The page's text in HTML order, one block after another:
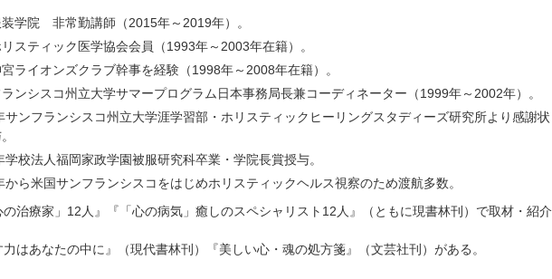
学院 非常勤講師（2015年～2019年）。
スティック医学協会会員（1993年～2003年在籍）。
ライオンズクラブ幹事を経験（1998年～2008年在籍）。
ンシスコ州立大学サマープログラム日本事務局長兼コーディネーター（1999年～2002年）。
サンフランシスコ州立大学涯学習部・ホリスティックヒーリングスタディーズ研究所より感謝状
学校法人福岡家政学園被服研究科卒業・学院長賞授与。
から米国サンフランシスコをはじめホリスティックヘルス視察のため渡航多数。
の治療家」12人』『「心の病気」癒しのスペシャリスト12人』（ともに現書林刊）で取材・紹介
はあなたの中に』（現代書林刊）『美しい心・魂の処方箋』（文芸社刊）がある。